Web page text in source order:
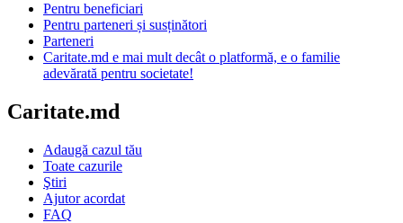
Pentru beneficiari
Pentru parteneri și susținători
Parteneri
Caritate.md e mai mult decât o platformă, e o familie
adevărată pentru societate!
Caritate.md
Adaugă cazul tău
Toate cazurile
Ştiri
Ajutor acordat
FAQ